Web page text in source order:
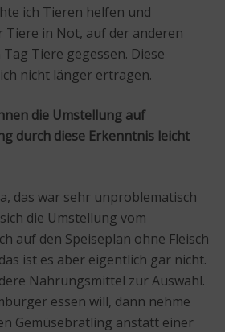
ich Tieren helfen und
Tiere in Not, auf der anderen
Tiere gegessen. Diese
nicht länger ertragen.
die Umstellung auf
durch diese Erkenntnis leicht
das war sehr unproblematisch
die Umstellung vom
auf den Speiseplan ohne Fleisch
ist es aber eigentlich gar nicht.
Nahrungsmittel zur Auswahl.
essen will, dann nehme
Gemüsebratling anstatt einer